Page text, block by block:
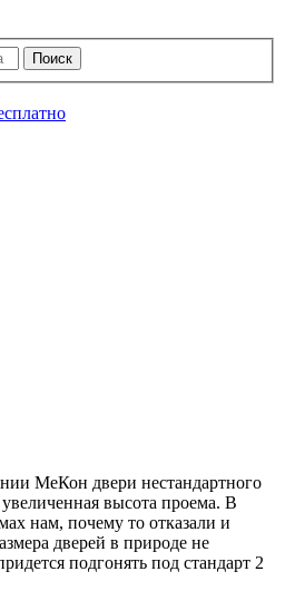
МеКон двери нестандартного
высота проема. В
нам, почему то отказали и
дверей в природе не
подгонять под стандарт 2